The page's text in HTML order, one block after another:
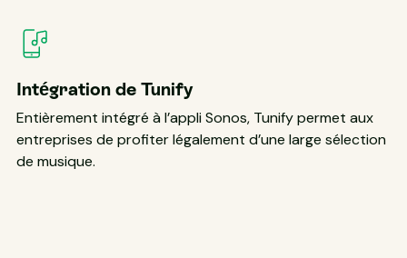
Intégration de Tunify
Entièrement intégré à l’appli Sonos, Tunify permet aux
entreprises de profiter légalement d’une large sélection
de musique.